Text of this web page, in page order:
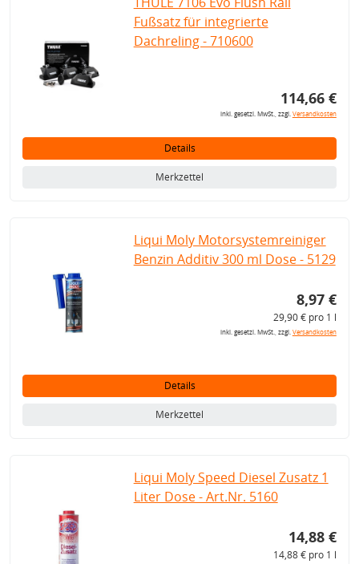
Fußsatz für integrierte
Dachreling - 710600
114,66 €
inkl. gesetzl. MwSt., zzgl.Versandkosten
Details
Merkzettel
Liqui Moly Motorsystemreiniger
Benzin Additiv 300 ml Dose - 5129
8,97 €
29,90 € pro 1 l
inkl. gesetzl. MwSt., zzgl.Versandkosten
Details
Merkzettel
Liqui Moly Speed Diesel Zusatz 1
Liter Dose - Art.Nr. 5160
14,88 €
14,88 € pro 1 l